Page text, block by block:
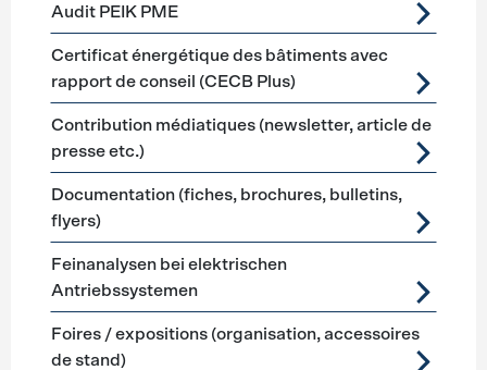
Audit PEIK PME
Certificat énergétique des bâtiments avec
rapport de conseil (CECB Plus)
Contribution médiatiques (newsletter, article de
presse etc.)
Documentation (fiches, brochures, bulletins,
flyers)
Feinanalysen bei elektrischen
Antriebssystemen
Foires / expositions (organisation, accessoires
de stand)